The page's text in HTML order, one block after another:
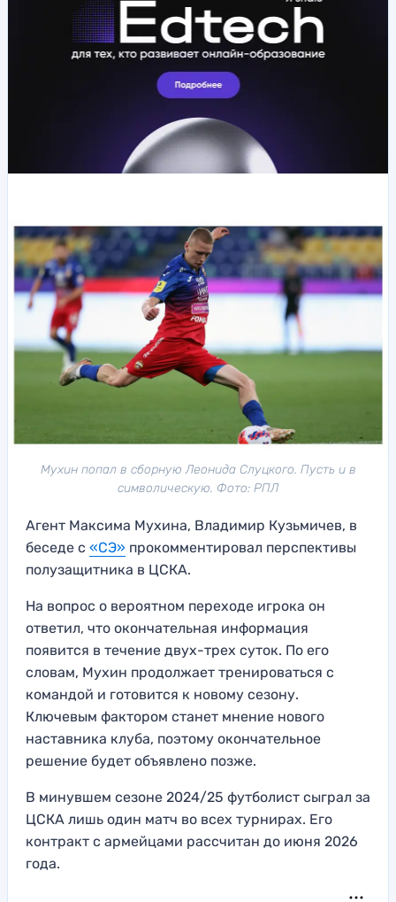
Мухин попал в сборную Леонида Слуцкого. Пусть и в
символическую. Фото: РПЛ
Агент Максима Мухина, Владимир Кузьмичев, в
беседе с «СЭ» прокомментировал перспективы
полузащитника в ЦСКА.
На вопрос о вероятном переходе игрока он
ответил, что окончательная информация
появится в течение двух-трех суток. По его
словам, Мухин продолжает тренироваться с
командой и готовится к новому сезону.
Ключевым фактором станет мнение нового
наставника клуба, поэтому окончательное
решение будет объявлено позже.
В минувшем сезоне 2024/25 футболист сыграл за
ЦСКА лишь один матч во всех турнирах. Его
контракт с армейцами рассчитан до июня 2026
года.